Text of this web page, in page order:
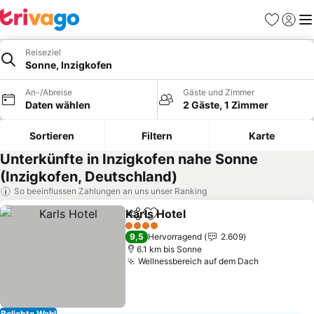
Favoriten
Reiseziel
Sonne, Inzigkofen
An-/Abreise
Daten wählen
Gäste und Zimmer
2 Gäste, 1 Zimmer
Sortieren Filtern Karte
Unterkünfte in Inzigkofen nahe Sonne
(Inzigkofen, Deutschland)
So beeinflussen Zahlungen an uns unser Ranking
TeilenZu Favoriten hinzufügen
Karls Hotel
4 Sterne
9,5 Hervorragend
2.609
6.1 km bis Sonne
Wellnessbereich auf dem DachPreise